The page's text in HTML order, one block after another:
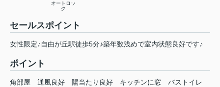
オートロッ
ク
セールスポイント
女性限定♪自由が丘駅徒歩5分♪築年数浅めで室内状態良好です♪
ポイント
角部屋 通風良好 陽当たり良好 キッチンに窓
バストイレ